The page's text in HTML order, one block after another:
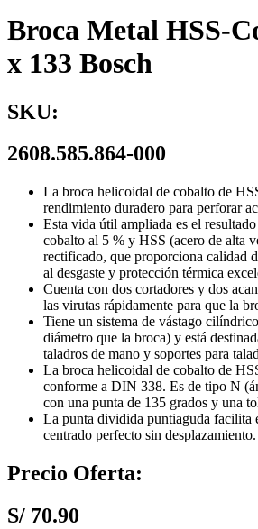
Broca Metal HSS-
x 133 Bosch
SKU:
2608.585.864-000
La broca helicoidal de cobalto de
rendimiento duradero para perforar
Esta vida útil ampliada es el
cobalto al 5 % y HSS (acero de alta
rectificado, que proporciona calidad
al desgaste y protección térmica
Cuenta con dos cortadores y dos
las virutas rápidamente para que la
Tiene un sistema de vástago
diámetro que la broca) y está
taladros de mano y soportes para
La broca helicoidal de cobalto de
conforme a DIN 338. Es de tipo N
con una punta de 135 grados y una
La punta dividida puntiaguda facilita
centrado perfecto sin desplazamiento.
Precio Oferta:
S/ 70.90